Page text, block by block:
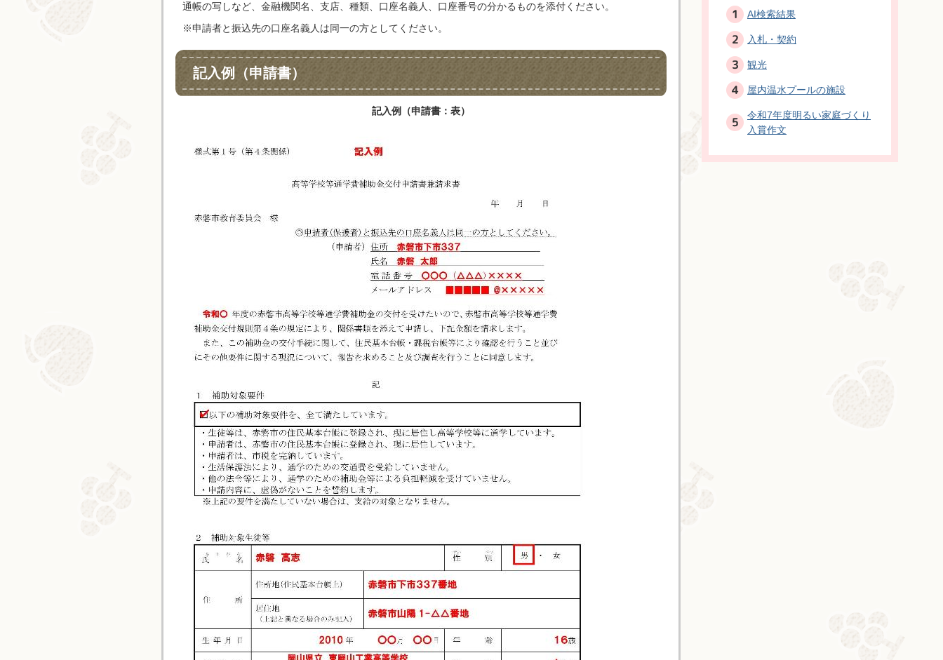
通帳の写しなど、金融機関名、支店、種類、口座名義人、口座番号の分かるものを添付ください。
※申請者と振込先の口座名義人は同一の方としてください。
記入例（申請書）
記入例（申請書：表）
AI検索結果
入札・契約
観光
屋内温水プールの施設
令和7年度明るい家庭づくり
入賞作文